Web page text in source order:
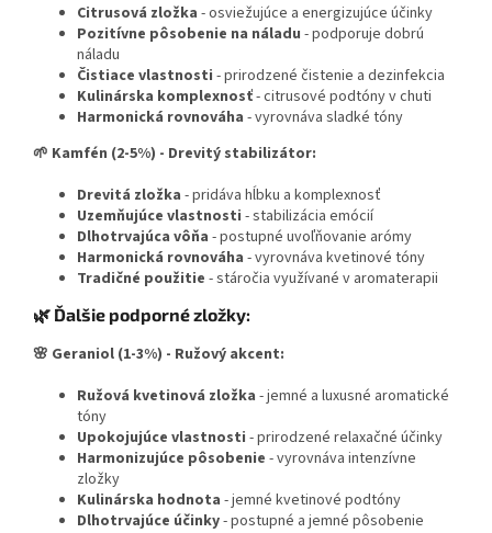
Citrusová zložka - osviežujúce a energizujúce účinky
Pozitívne pôsobenie na náladu - podporuje dobrú
náladu
Čistiace vlastnosti - prirodzené čistenie a dezinfekcia
Kulinárska komplexnosť- citrusové podtóny v chuti
Harmonická rovnováha - vyrovnáva sladké tóny
🌱 Kamfén (2-5%) - Drevitý stabilizátor:
Drevitá zložka - pridáva hĺbku a komplexnosť
Uzemňujúce vlastnosti - stabilizácia emócií
Dlhotrvajúca vôňa - postupné uvoľňovanie arómy
Harmonická rovnováha - vyrovnáva kvetinové tóny
Tradičné použitie - stáročia využívané v aromaterapii
🌿 Ďalšie podporné zložky:
🌸 Geraniol (1-3%) - Ružový akcent:
Ružová kvetinová zložka - jemné a luxusné aromatické
tóny
Upokojujúce vlastnosti - prirodzené relaxačné účinky
Harmonizujúce pôsobenie - vyrovnáva intenzívne
zložky
Kulinárska hodnota - jemné kvetinové podtóny
Dlhotrvajúce účinky- postupné a jemné pôsobenie